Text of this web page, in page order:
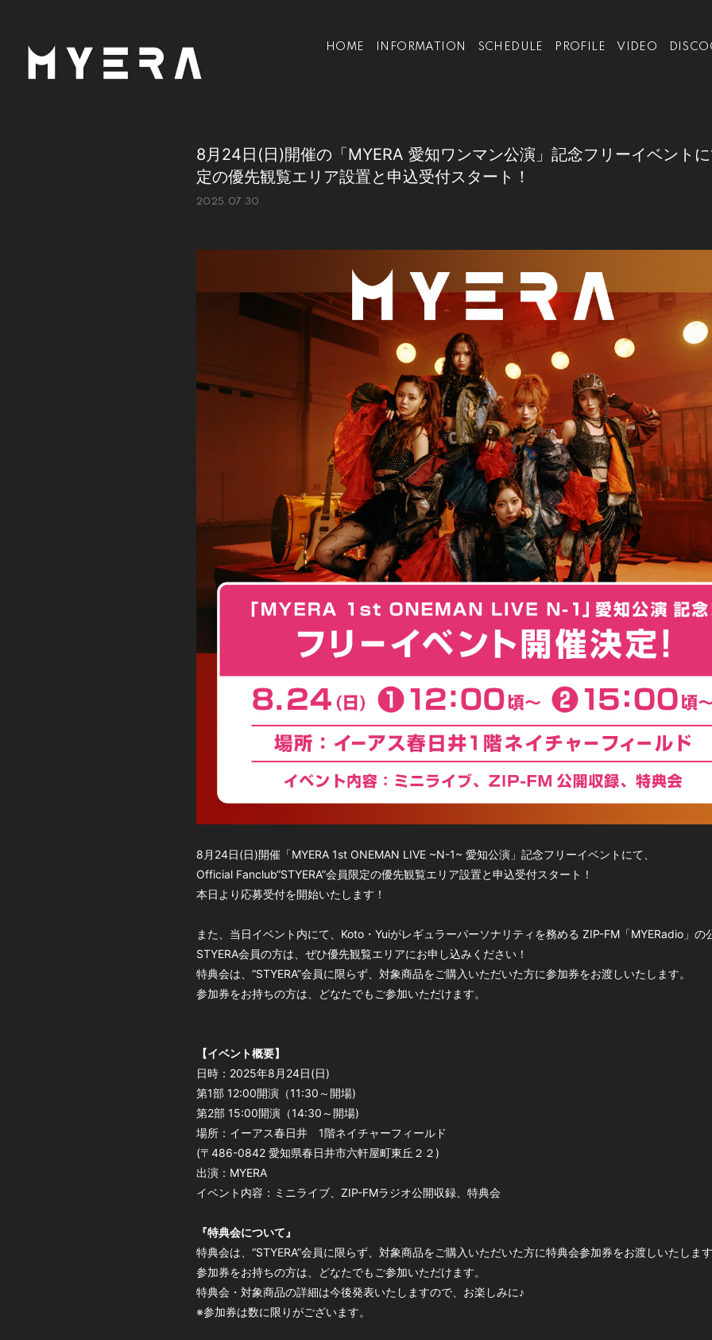
HOME INFORMATION SCHEDULE PROFILE VIDEO
8月24日(日)開催の「MYERA 愛知ワンマン公演」記念フリーイベントに
定の優先観覧エリア設置と申込受付スタート！
2025.07.30
8月24日(日)開催「MYERA 1st ONEMAN LIVE ~N-1~ 愛知公演」記念フリーイベントにて、
Official Fanclub“STYERA”会員限定の優先観覧エリア設置と申込受付スタート！
本日より応募受付を開始いたします！
また、当日イベント内にて、Koto・Yuiがレギュラーパーソナリティを務める ZIP-FM「MYERadio」の
STYERA会員の方は、ぜひ優先観覧エリアにお申し込みください！
特典会は、“STYERA”会員に限らず、対象商品をご購入いただいた方に参加券をお渡しいたします。
参加券をお持ちの方は、どなたでもご参加いただけます。
【イベント概要】
日時：2025年8月24日(日)
第1部 12:00開演（11:30～開場)
第2部 15:00開演（14:30～開場)
場所：イーアス春日井 1階ネイチャーフィールド
(〒486-0842 愛知県春日井市六軒屋町東丘２２)
出演：MYERA
イベント内容：ミニライブ、ZIP-FMラジオ公開収録、特典会
『特典会について』
特典会は、“STYERA”会員に限らず、対象商品をご購入いただいた方に特典会参加券をお渡しいたします
参加券をお持ちの方は、どなたでもご参加いただけます。
特典会・対象商品の詳細は今後発表いたしますので、お楽しみに♪
※参加券は数に限りがございます。